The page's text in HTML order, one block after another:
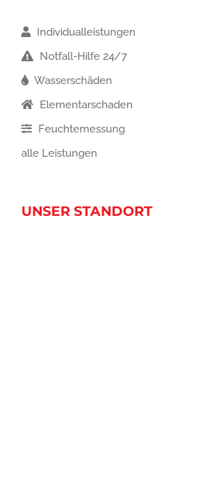
Individualleistungen
Notfall-Hilfe 24/7
Wasserschäden
Elementarschaden
Feuchtemessung
alle Leistungen
UNSER STANDORT